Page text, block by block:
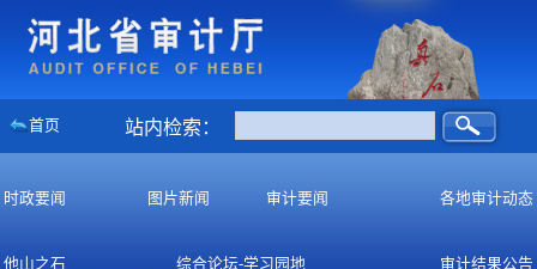
首页 站内检索：
时政要闻 图片新闻 审计要闻 各地审计动态
他山之石 综合论坛-学习园地 审计结果公告